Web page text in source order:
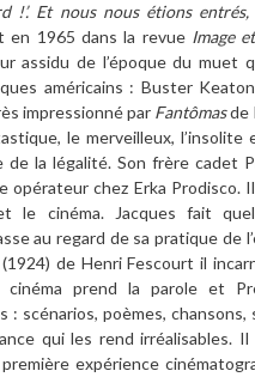
!’. Et nous nous étions entrés,
en 1965 dans la revue Image
assidu de l’époque du muet
américains : Buster
impressionné par Fantômasde
le merveilleux, l’insolite
de la légalité. Son frère cadet
opérateur chez Erka Prodisco.
le cinéma. Jacques fait
au regard de sa pratique de
de Henri Fescourt il
prend la parole et
scénarios, poèmes,
qui les rend irréalisables.
expérience